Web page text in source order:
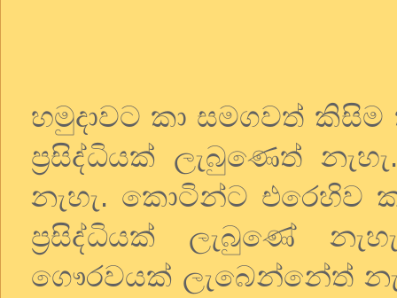
හමුදාවට කා සමගවත්
ප්‍රසිද්ධියක් ලැබුණෙත්
නැහැ. කොටින්ට එරෙහිව
ප්‍රසිද්ධියක් ලැබුණේ
ගෞරවයක් ලැබෙන්නේත්